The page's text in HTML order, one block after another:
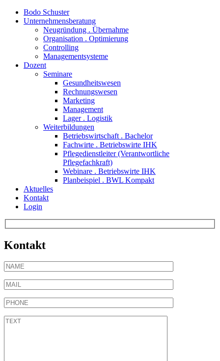
Bodo Schuster
Unternehmensberatung
Neugründung . Übernahme
Organisation . Optimierung
Controlling
Managementsysteme
Dozent
Seminare
Gesundheitswesen
Rechnungswesen
Marketing
Management
Lager . Logistik
Weiterbildungen
Betriebswirtschaft . Bachelor
Fachwirte . Betriebswirte IHK
Pflegedienstleiter (Verantwortliche
Pflegefachkraft)
Webinare . Betriebswirte IHK
Planbeispiel . BWL Kompakt
Aktuelles
Kontakt
Login
Kontakt